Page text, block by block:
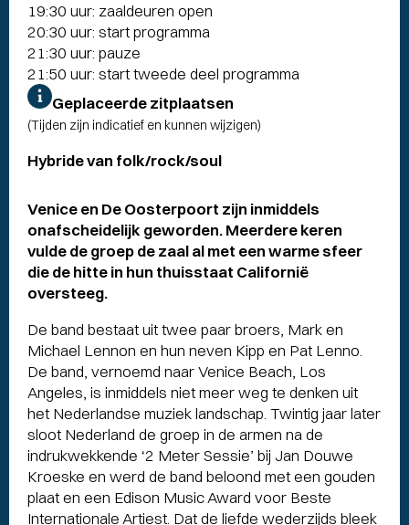
19:30 uur: zaaldeuren open
20:30 uur: start programma
21:30 uur: pauze
21:50 uur: start tweede deel programma
Geplaceerde zitplaatsen
(Tijden zijn indicatief en kunnen wijzigen)
Hybride van folk/rock/soul
Venice en De Oosterpoort zijn inmiddels
onafscheidelijk geworden. Meerdere keren
vulde de groep de zaal al met een warme sfeer
die de hitte in hun thuisstaat Californië
oversteeg.
De band bestaat uit twee paar broers, Mark en
Michael Lennon en hun neven Kipp en Pat Lenno.
De band, vernoemd naar Venice Beach, Los
Angeles, is inmiddels niet meer weg te denken uit
het Nederlandse muziek landschap. Twintig jaar later
sloot Nederland de groep in de armen na de
indrukwekkende ‘2 Meter Sessie’ bij Jan Douwe
Kroeske en werd de band beloond met een gouden
plaat en een Edison Music Award voor Beste
Internationale Artiest. Dat de liefde wederzijds bleek